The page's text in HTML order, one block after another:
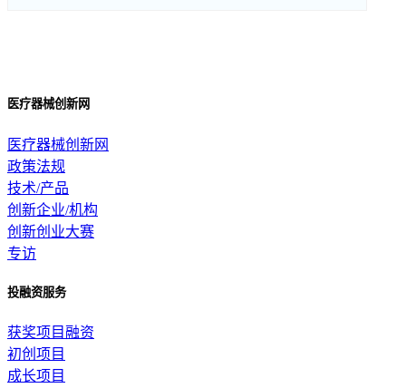
医疗器械创新网
医疗器械创新网
政策法规
技术/产品
创新企业/机构
创新创业大赛
专访
投融资服务
获奖项目融资
初创项目
成长项目